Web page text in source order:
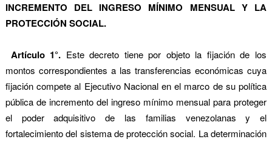
INCREMENTO DEL INGRESO MÍNIMO MENSUAL Y LA
PROTECCIÓN SOCIAL.
Artículo 1°. Este decreto tiene por objeto la fijación de los
montos correspondientes a las transferencias económicas cuya
fijación compete al Ejecutivo Nacional en el marco de su política
pública de incremento del ingreso mínimo mensual para proteger
el poder adquisitivo de las familias venezolanas y el
fortalecimiento del sistema de protección social. La determinación